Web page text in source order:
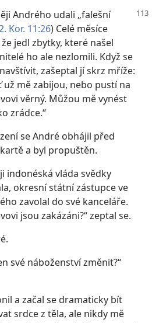
Andrého udali „falešní
Kor. 11:26) Celé měsíce
jedl zbytky, které našel
ho ale nezlomili. Když se
zašeptal jí skrz mříže:
už mě zabijou, nebo pustí na
věrný. Můžou mě vynést
zrádce.“
se André obhájil před
a byl propuštěn.
indonéská vláda svědky
okresní státní zástupce ve
zavolal do své kanceláře.
jsou zakázáni?“ zeptal se.
své náboženství změnit?“
a začal se dramaticky bít
srdce z těla, ale nikdy mě